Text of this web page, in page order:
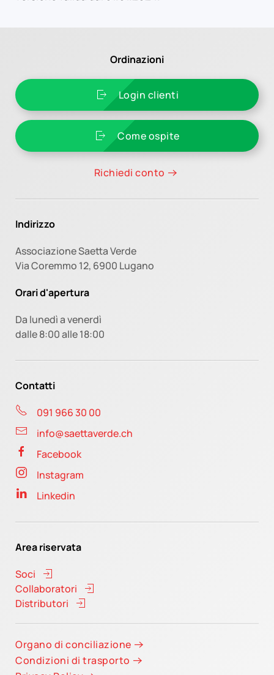
Ordinazioni
Login clienti
Come ospite
Richiedi conto
Indirizzo
Associazione Saetta Verde
Via Coremmo 12, 6900 Lugano
Orari d'apertura
Da lunedì a venerdì
dalle 8:00 alle 18:00
Contatti
091 966 30 00
info@saettaverde.ch
Facebook
Instagram
Linkedin
Area riservata
Soci
Collaboratori
Distributori
Organo di conciliazione
Condizioni di trasporto